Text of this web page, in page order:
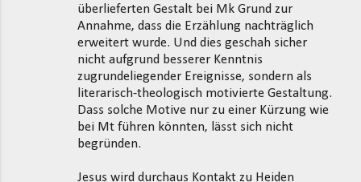
überlieferten Gestalt bei Mk Grund zur
Annahme, dass die Erzählung nachträglich
erweitert wurde. Und dies geschah sicher
nicht aufgrund besserer Kenntnis
zugrundeliegender Ereignisse, sondern als
literarisch-theologisch motivierte Gestaltung.
Dass solche Motive nur zu einer Kürzung wie
bei Mt führen könnten, lässt sich nicht
begründen.
Jesus wird durchaus Kontakt zu Heiden